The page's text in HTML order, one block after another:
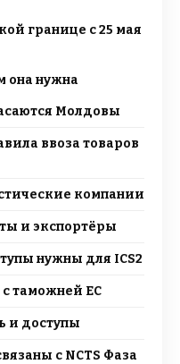
границе с 25 мая
она нужна
Молдовы
ввоза товаров
компании
и экспортёры
нужны для ICS2
таможней ЕС
и доступы
с NCTS Фаза